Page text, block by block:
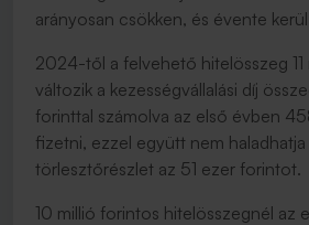
arányosan csökken, és évente
2024-től a felvehető hitelösszeg
változik a kezességvállalási díj
forinttal számolva az első évben
fizetni, ezzel együtt nem haladhatja
törlesztőrészlet az 51 ezer forintot.
10 millió forintos hitelösszegnél az